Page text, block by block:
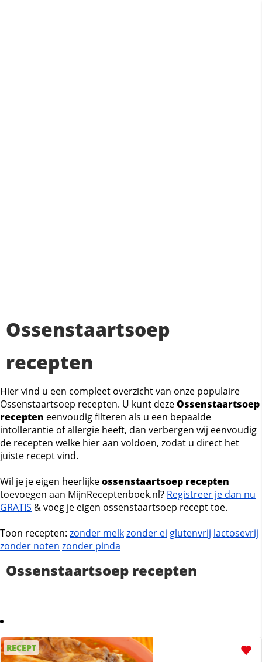
Ossenstaartsoep
recepten
Hier vind u een compleet overzicht van onze populaire
Ossenstaartsoep recepten. U kunt dezeOssenstaartsoep
recepten eenvoudig filteren als u een bepaalde
intollerantie of allergie heeft, dan verbergen wij eenvoudig
de recepten welke hier aan voldoen, zodat u direct het
juiste recept vind.
Wil je je eigen heerlijkeossenstaartsoep recepten
toevoegen aan MijnReceptenboek.nl? Registreer je dan nu
GRATIS & voeg je eigen ossenstaartsoep recept toe.
Toon recepten: zonder melkzonder ei glutenvrij lactosevrij
zonder noten zonder pinda
Ossenstaartsoep recepten
RECEPT